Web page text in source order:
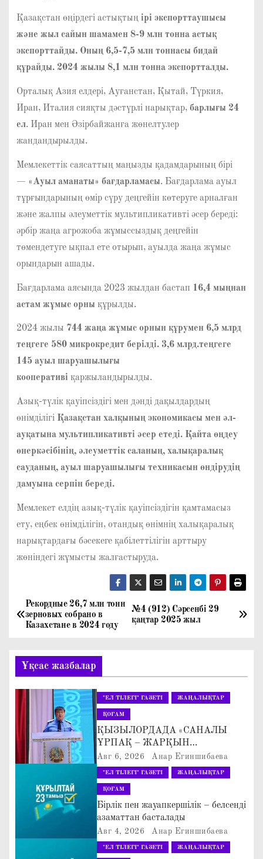
Қазақстан өңірдегі астықтың ірі экспорттаушысы
және жыл сайын шамамен 8-9 млн тонна астық
экспорттайды. Оның 6,5-7,5 млн тоннасы бидай
құрайды. 2024 жылы 8,1 млн тонна экспортталды.
Орталық Азия елдері, Ауғанстан, Қытай, Түркия,
Иран, Италия сияқты дәстүрлі нарықтар, барлығы 24
ел. Иран мен Әзірбайжанға жөнелтулер
жандандырылды.
Мемлекеттік саясаттың маңызды қадамдарының бірі
— «Ауыл аманаты» бағдарламасы. Бағдарлама ауыл
тұрғындарының өмір сүру деңгейін көтеруге арналған
және жалпы әлеуметтік мультипликативті әсер береді:
әрбір жаңа агрожоба жұмыссыздық деңгейін
төмендетуге ықпал ете отырып, ауылда жаңа жұмыс
орындарын ашады.
Бағдарлама аясында 2023 жылдан бастап 16,4 мыңнан
астам жұмыс орны құрылды.
2024 жылы 744 жаңа жұмыс орнын құрумен 6,5 млрд
теңгеге 580 микрокредит берілді. 3,6 млрд.теңгеге
145 ауыл шаруашылығы
кооперативі қаржыландырылды.
Азық-түлік қауіпсіздігі мен дәнді дақылдардың
өнімділігі Қазақстан халқының экономикасы мен әл-
ауқатына мультипликативті әсер етеді. Қайта өңдеу
өнеркәсібінің, әлеуметтік саланың, халықаралық
сауданың, ауыл шаруашылығы техникасын өндірудің
дамуына серпін береді.
Мемлекет елдің азық-түлік қауіпсіздігін қамтамасыз
ету, еңбек өнімділігін, отандық өнімнің халықаралық
нарықтардағы бәсекеге қабілеттілігін арттыру
жөніндегі жұмысты жалғастыруда.
Н
в
и
г
а
ц
№4 (912) Сәрсенбі 29
қаңтар 2025 жыл
Рекордные 26,7 млн тонн
зерновых собрано в
Казахстане в 2024 году
Ұқсас жазбалар
"ЕЛ ТІЛЕГІ" ГАЗЕТІ ЖАҢАЛЫҚТАР
ҚОҒАМ
ҚЫЗЫЛОРДАДА «САНАЛЫ
ҰРПАҚ – ЖАРҚЫН
БОЛАШАҚ» АТТЫ
КЕҢЕЙТІЛГЕН МӘЖІЛІС ӨТТІ
Авг 6, 2026 Анар Егиншибаева
"ЕЛ ТІЛЕГІ" ГАЗЕТІ ЖАҢАЛЫҚТАР
ҚОҒАМ
Бірлік пен жауапкершілік – белсенді
азаматтан басталады
Авг 4, 2026 Анар Егиншибаева
"ЕЛ ТІЛЕГІ" ГАЗЕТІ ЖАҢАЛЫҚТАР